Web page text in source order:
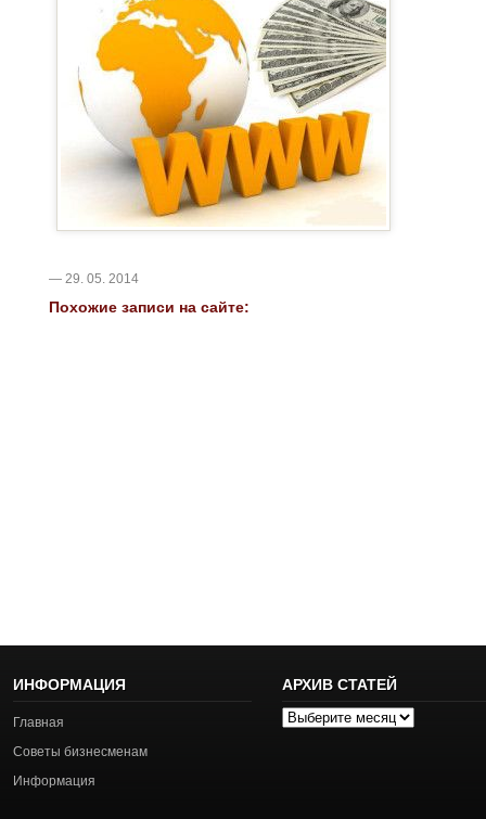
— 29. 05. 2014
Похожие записи на сайте:
ИНФОРМАЦИЯ
Главная
Советы бизнесменам
Информация
АРХИВ СТАТЕЙ
Архив